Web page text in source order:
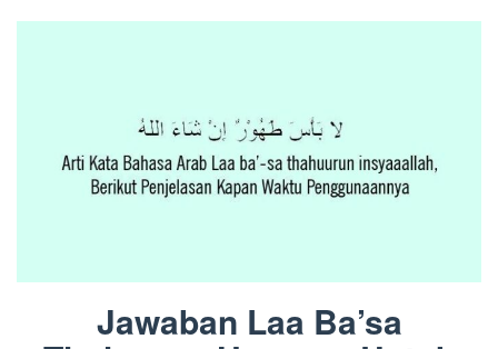
Jawaban Laa Ba’sa